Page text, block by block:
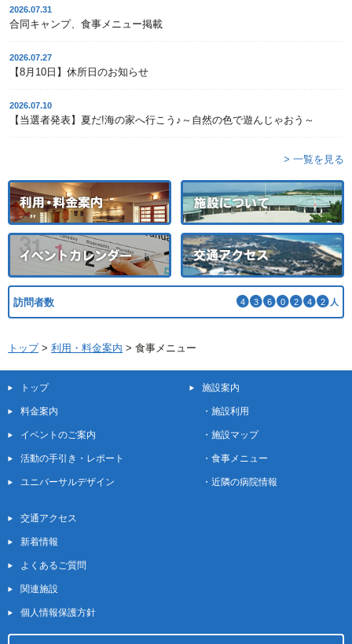
2026.07.31
合同キャンプ、食事メニュー掲載
2026.07.27
【8月10日】休所日のお知らせ
2026.07.10
【当選者発表】夏だ!海の家へ行こう♪～自然の色で遊んじゃおう～
> 一覧を見る
訪問者数 4 3 6 0 2 4 2 人
トップ> 利用・料金案内 > 食事メニュー
トップ
料金案内
イベントのご案内
活動の手引き・レポート
ユニバーサルデザイン
施設案内
・施設利用
・施設マップ
・食事メニュー
・近隣の病院情報
交通アクセス
新着情報
よくあるご質問
関連施設
個人情報保護方針